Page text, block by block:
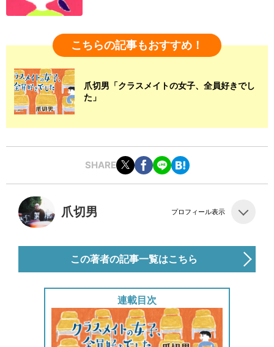
こちらの記事もおすすめ！
爪切男「クラスメイトの女子、全員好きでし
た」
SHARE
爪切男 プロフィール表示
この著者の記事一覧はこちら
連載目次